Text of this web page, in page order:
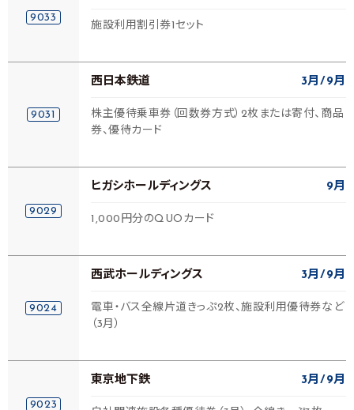
9033
施設利用割引券1セット
9031
西日本鉄道 3月 9月
株主優待乗車券（回数券方式）2枚または寄付、商品
券、優待カード
9029
ヒガシホールディングス 9月
1,000円分のQUOカード
9024
西武ホールディングス 3月 9月
電車・バス全線片道きっぷ2枚、施設利用優待券など
（3月）
9023
東京地下鉄 3月 9月